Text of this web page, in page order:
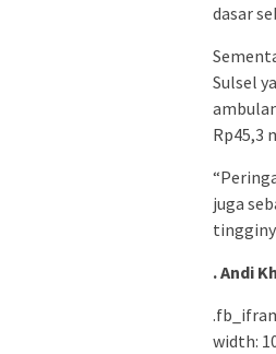
dasar
Sulsel
Rp45,3
juga
. Andi
width: